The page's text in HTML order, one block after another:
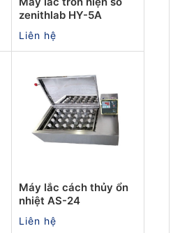
zenithlab HY-5A
Liên hệ
Máy lắc cách thủy ổn
nhiệt AS-24
Liên hệ